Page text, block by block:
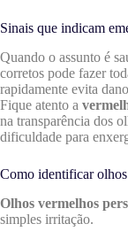
Sinais que indicam
Quando o assunto é
corretos pode fazer
rapidamente evita
Fique atento a
na transparência dos
dificuldade para
Como identificar
Olhos vermelhos
simples irritação.